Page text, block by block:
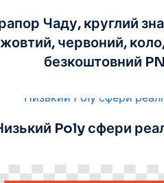
Чаду, круглий
жовтий, червоний,
безкоштовний
Poly сфери